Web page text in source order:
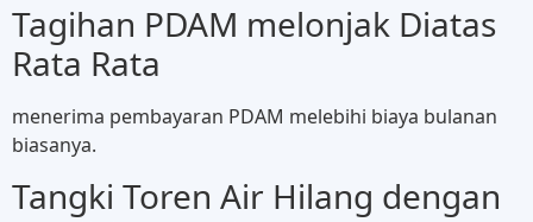
Tagihan PDAM melonjak Diatas
Rata Rata
menerima pembayaran PDAM melebihi biaya bulanan
biasanya.
Tangki Toren Air Hilang dengan